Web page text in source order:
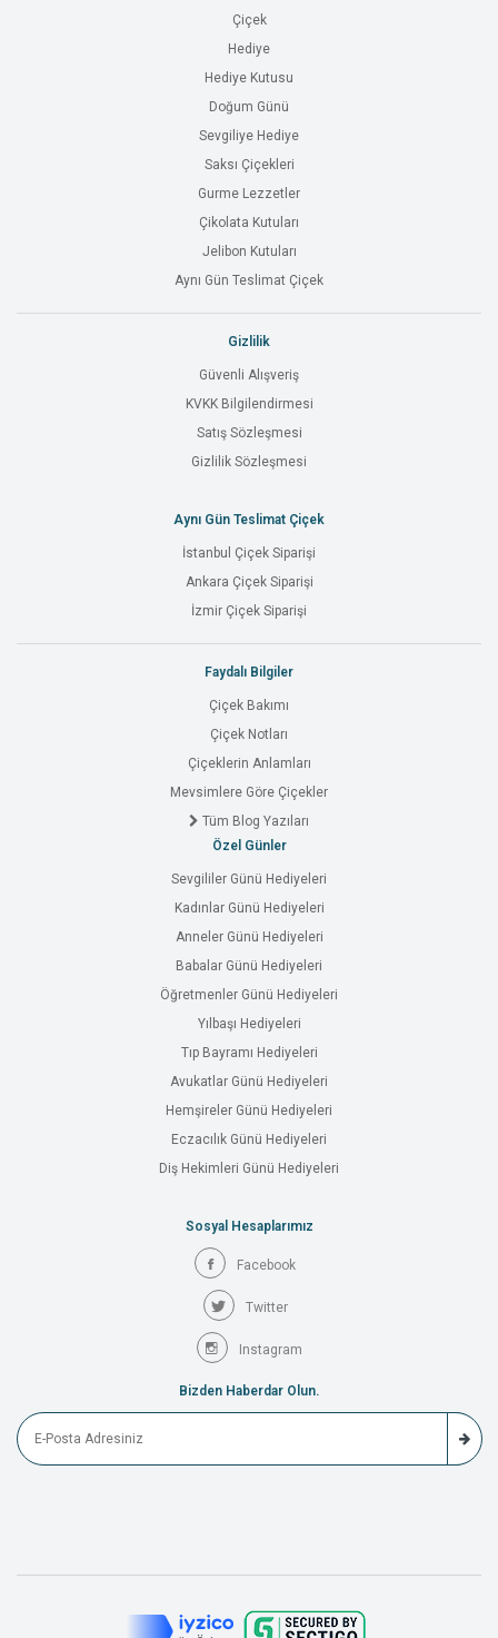
Çiçek
Hediye
Hediye Kutusu
Doğum Günü
Sevgiliye Hediye
Saksı Çiçekleri
Gurme Lezzetler
Çikolata Kutuları
Jelibon Kutuları
Aynı Gün Teslimat Çiçek
Gizlilik
Güvenli Alışveriş
KVKK Bilgilendirmesi
Satış Sözleşmesi
Gizlilik Sözleşmesi
Aynı Gün Teslimat Çiçek
İstanbul Çiçek Siparişi
Ankara Çiçek Siparişi
İzmir Çiçek Siparişi
Faydalı Bilgiler
Çiçek Bakımı
Çiçek Notları
Çiçeklerin Anlamları
Mevsimlere Göre Çiçekler
Tüm Blog Yazıları
Özel Günler
Sevgililer Günü Hediyeleri
Kadınlar Günü Hediyeleri
Anneler Günü Hediyeleri
Babalar Günü Hediyeleri
Öğretmenler Günü Hediyeleri
Yılbaşı Hediyeleri
Tıp Bayramı Hediyeleri
Avukatlar Günü Hediyeleri
Hemşireler Günü Hediyeleri
Eczacılık Günü Hediyeleri
Diş Hekimleri Günü Hediyeleri
Sosyal Hesaplarımız
Facebook
Twitter
Instagram
Bizden Haberdar Olun.